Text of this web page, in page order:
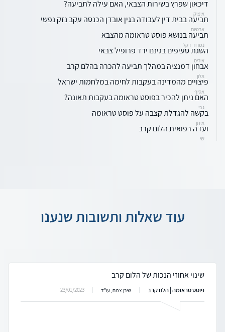
דיכאון שפרץ בשירות הצבאי, האם עילה לתביעה?
איציק
תביעה בבית דין לעבודה בגין אובדן הכנסה עקב נזק נפשי
ארטיום
תביעה בנושא פוסט טראומה מהצבא
נמרוד דקל
השגת סעיפים בגינם ירד פרופיל צבאי
איריס
אבחון דמנציה במהלך תביעה להכרה בהלם קרב
אלון
פיצויים מהמדינה בעקבות לחימה במלחמות ישראל
אסיף
האם ניתן להכיר בפוסט טראומה בעקבות תאונה?
גבי
בקשה להגדלת קצבה על פוסט טראומה
איתן
ועדה רפואית הלום קרב
שי
עוד שאלות ותשובות שנענו
שינוי אחוזי הנכות של הלום קרב
פוסט טראומה | הלם קרב שירן צמח, עו"ד 23/01/2023